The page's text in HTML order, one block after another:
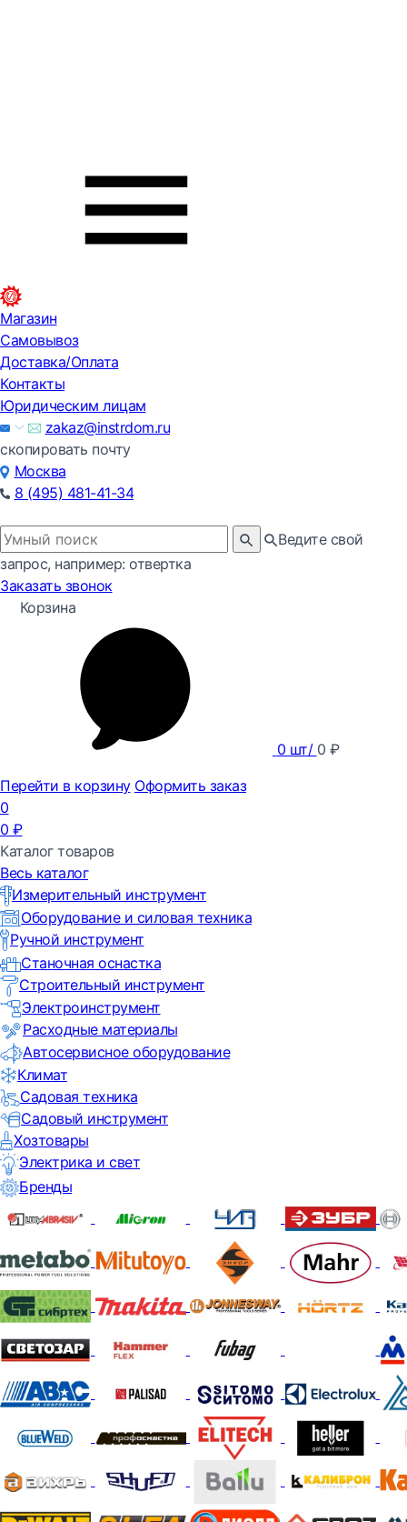
Магазин
Самовывоз
Доставка/Оплата
Контакты
Юридическим лицам
zakaz@instrdom.ru
скопировать почту
Москва
8 (495) 481-41-34
Ведите свой
запрос, например: отвертка
Заказать звонок
Корзина
0 шт/ 0 ₽
Перейти в корзину Оформить заказ
0
0 ₽
Каталог товаров
Весь каталог
Измерительный инструмент
Оборудование и силовая техника
Ручной инструмент
Станочная оснастка
Строительный инструмент
Электроинструмент
Расходные материалы
Автосервисное оборудование
Климат
Садовая техника
Садовый инструмент
Хозтовары
Электрика и свет
Бренды